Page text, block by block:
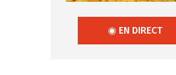
◉ EN DIRECT